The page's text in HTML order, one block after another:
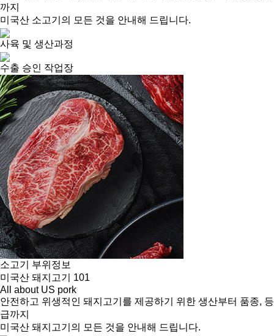
까지
미국산 소고기의 모든 것을 안내해 드립니다.
사육 및 생산과정
수출 승인 작업장
소고기 부위정보
미국산 돼지고기 101
All about US pork
안전하고 위생적인 돼지고기를 제공하기 위한 생산부터 품종, 등
급까지
미국산 돼지고기의 모든 것을 안내해 드립니다.